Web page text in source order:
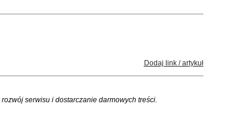
Dodaj link / artykuł
serwisu i dostarczanie darmowych treści.